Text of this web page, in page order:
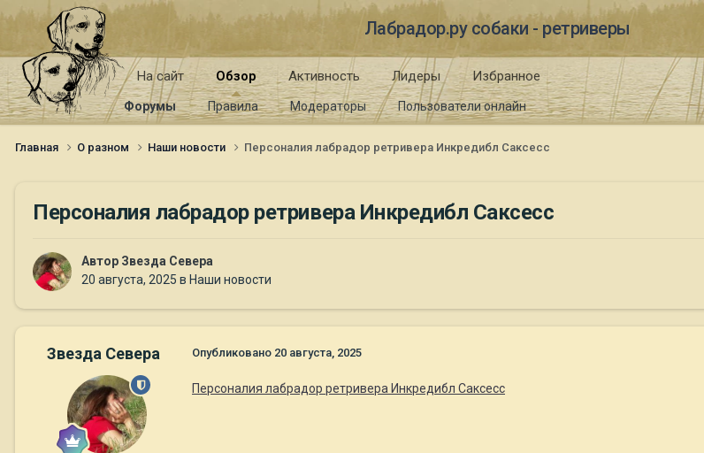
Лабрадор.ру собаки - ретриверы
На сайт Обзор
Форумы Правила Модераторы Пользователи онлайн
Активность Лидеры Избранное
Главная О разном Наши новости Персоналия лабрадор ретривера Инкредибл Саксесс
Персоналия лабрадор ретривера Инкредибл Саксесс
Автор Звезда Севера
20 августа, 2025 в Наши новости
Звезда Севера Опубликовано 20 августа, 2025
Персоналия лабрадор ретривера Инкредибл Саксесс